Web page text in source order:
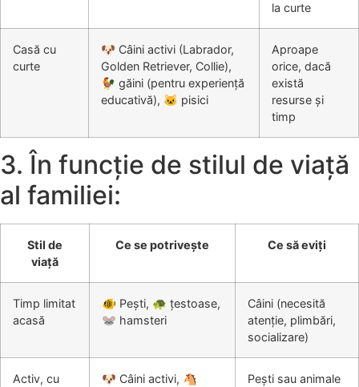
la curte
Casă cu
curte
🐶 Câini activi (Labrador,
Golden Retriever, Collie),
🐓 găini (pentru experiență
educativă), 🐱 pisici
Aproape
orice, dacă
există
resurse și
timp
3. În funcție de stilul de viață
al familiei:
Stil de
viață
Ce se potrivește Ce să eviți
Timp limitat
acasă
🐠 Pești, 🐢 țestoase,
🐭 hamsteri
Câini (necesită
atenție, plimbări,
socializare)
Activ, cu
🐶 Câini activi, 🐴
Pești sau animale